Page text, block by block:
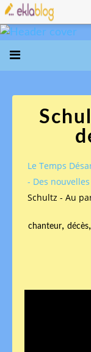
Le Temps
- Des
Schultz - Au
chanteur, décès,